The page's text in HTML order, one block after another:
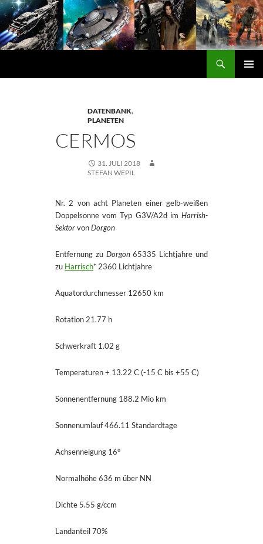
Zum
Inhalt
springen
DATENBANK,
PLANETEN
CERMOS
31. JULI 2018
STEFAN WEPIL
Nr. 2 von acht Planeten einer gelb-weißen
Doppelsonne vom Typ G3V/A2d im Harrish-
SektorvonDorgon
Entfernung zu Dorgon65335 Lichtjahre und
zu Harrisch* 2360 Lichtjahre
Äquatordurchmesser 12650 km
Rotation 21.77 h
Schwerkraft 1.02 g
Temperaturen + 13.22 C (-15 C bis +55 C)
Sonnenentfernung 188.2 Mio km
Sonnenumlauf 466.11 Standardtage
Achsenneigung 16°
Normalhöhe 636 m über NN
Dichte 5.55 g/ccm
Landanteil 70%